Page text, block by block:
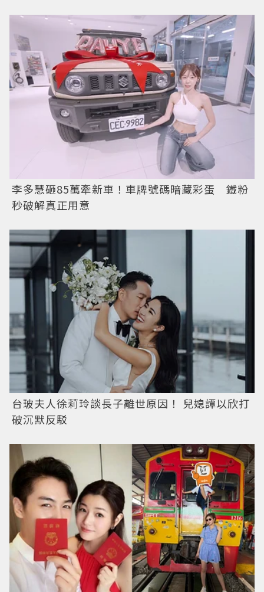
李多慧砸85萬牽新車！車牌號碼暗藏彩蛋 鐵粉
秒破解真正用意
台玻夫人徐莉玲談長子離世原因！ 兒媳譚以欣打
破沉默反駁